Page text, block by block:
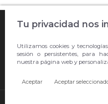
Tu privacidad nos
Utilizamos cookies y
sesión o persistentes, para
nuestra página web y
Aceptar Aceptar
COMPRA ONLINE
EMPRESA